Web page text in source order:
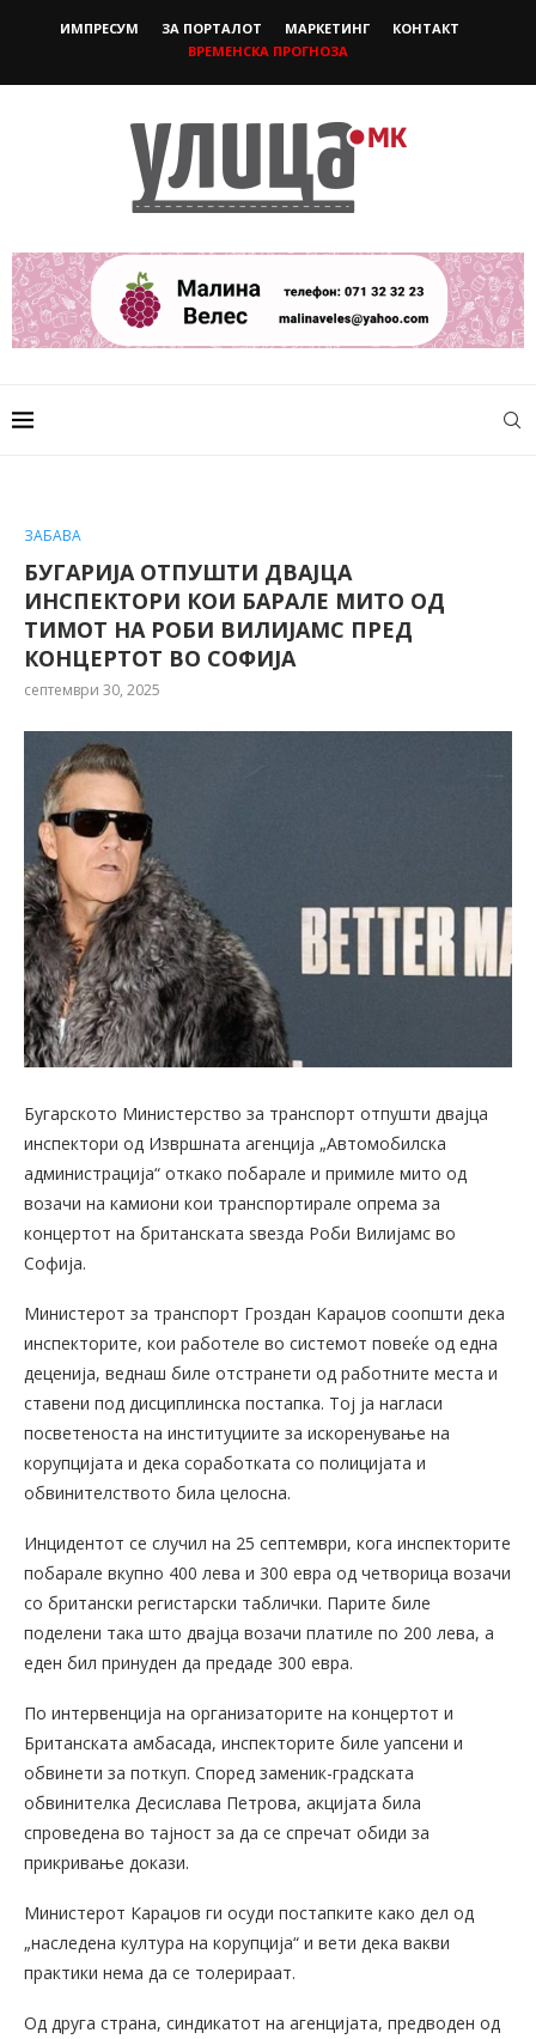
ИМПРЕСУМ ЗА ПОРТАЛОТ МАРКЕТИНГ
КОНТАКТ
ВРЕМЕНСКА ПРОГНОЗА
ЗАБАВА
БУГАРИЈА ОТПУШТИ ДВАЈЦА
ИНСПЕКТОРИ КОИ БАРАЛЕ МИТО ОД
ТИМОТ НА РОБИ ВИЛИЈАМС ПРЕД
КОНЦЕРТОТ ВО СОФИЈА
септември 30, 2025
Бугарското Министерство за транспорт отпушти двајца
инспектори од Извршната агенција „Автомобилска
администрација“ откако побарале и примиле мито од
возачи на камиони кои транспортирале опрема за
концертот на британската ѕвезда Роби Вилијамс во
Софија.
Министерот за транспорт Гроздан Караџов соопшти дека
инспекторите, кои работеле во системот повеќе од една
деценија, веднаш биле отстранети од работните места и
ставени под дисциплинска постапка. Тој ја нагласи
посветеноста на институциите за искоренување на
корупцијата и дека соработката со полицијата и
обвинителството била целосна.
Инцидентот се случил на 25 септември, кога инспекторите
побарале вкупно 400 лева и 300 евра од четворица возачи
со британски регистарски таблички. Парите биле
поделени така што двајца возачи платиле по 200 лева, а
еден бил принуден да предаде 300 евра.
По интервенција на организаторите на концертот и
Британската амбасада, инспекторите биле уапсени и
обвинети за поткуп. Според заменик-градската
обвинителка Десислава Петрова, акцијата била
спроведена во тајност за да се спречат обиди за
прикривање докази.
Министерот Караџов ги осуди постапките како дел од
„наследена култура на корупција“ и вети дека вакви
практики нема да се толерираат.
Од друга страна, синдикатот на агенцијата, предводен од